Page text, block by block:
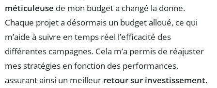
méticuleuse de mon budget a changé la donne.
Chaque projet a désormais un budget alloué, ce qui
m’aide à suivre en temps réel l’efficacité des
différentes campagnes. Cela m’a permis de réajuster
mes stratégies en fonction des performances,
assurant ainsi un meilleur retour sur investissement.